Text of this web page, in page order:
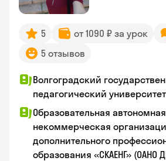
5 от 1090 ₽ за урок
5 отзывов
Волгоградский
педагогический университет
Образовательная автономная
некоммерческая
дополнительного
образования «СКАЕНГ» (ОАНО